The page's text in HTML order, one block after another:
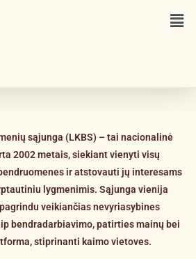
sąjunga (LKBS) – tai nacionalinė
2002 metais, siekiant vienyti visų
ir atstovauti jų interesams
lygmenimis. Sąjunga vienija
veikiančias nevyriasybines
bendradarbiavimo, patirties mainų bei
stiprinanti kaimo vietoves.